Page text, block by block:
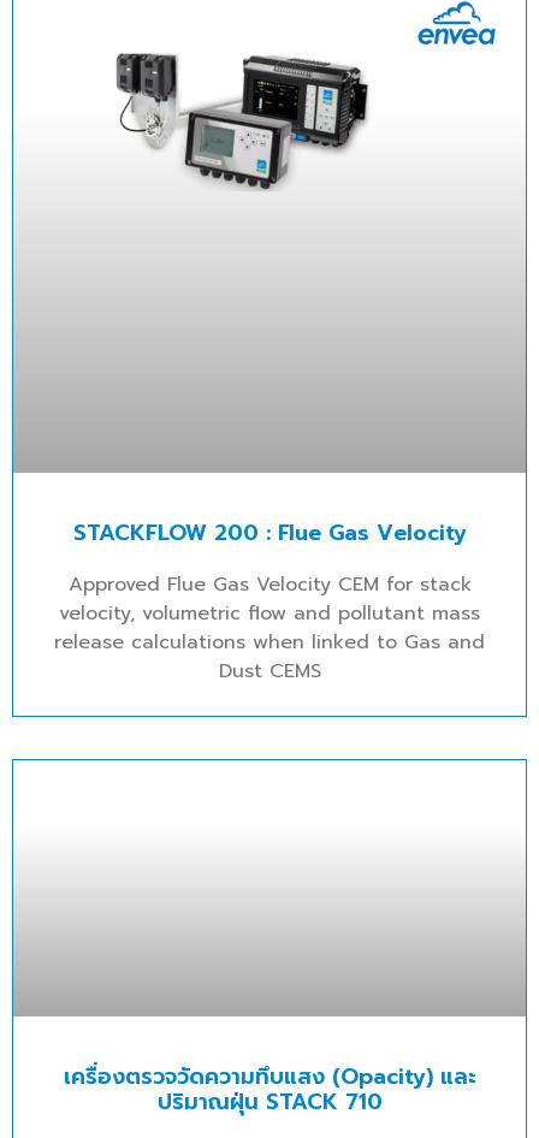
STACKFLOW 200 : Flue Gas Velocity
Approved Flue Gas Velocity CEM for stack
velocity, volumetric flow and pollutant mass
release calculations when linked to Gas and
Dust CEMS
เครื่องตรวจวัดความทึบแสง (Opacity) และ
ปริมาณฝุ่น STACK 710